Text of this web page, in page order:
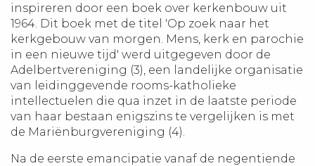
inspireren door een boek over kerkenbouw uit
1964. Dit boek met de titel 'Op zoek naar het
kerkgebouw van morgen. Mens, kerk en parochie
in een nieuwe tijd' werd uitgegeven door de
Adelbertvereniging (3), een landelijke organisatie
van leidinggevende rooms-katholieke
intellectuelen die qua inzet in de laatste periode
van haar bestaan enigszins te vergelijken is met
de Mariënburgvereniging (4).
Na de eerste emancipatie vanaf de negentiende